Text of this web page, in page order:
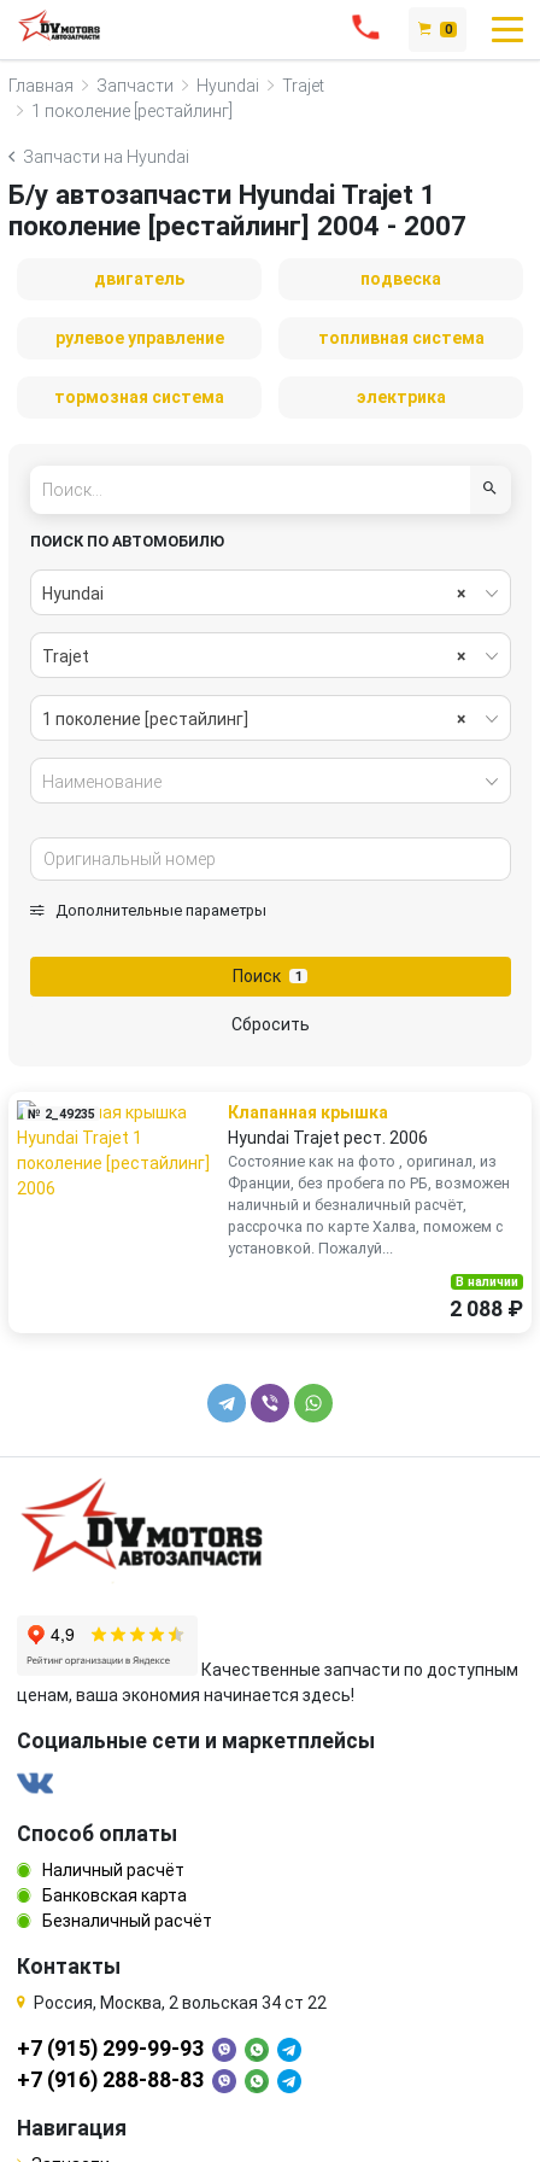
0
Главная Запчасти Hyundai
Trajet
1 поколение [рестайлинг]
Запчасти на Hyundai
Б/у автозапчасти Hyundai Trajet 1
поколение [рестайлинг] 2004 - 2007
двигатель подвеска
рулевое управление топливная система
тормозная система электрика
ПОИСК ПО АВТОМОБИЛЮ
×
Hyundai
×
Trajet
×
1 поколение [рестайлинг]
Наименование
Дополнительные параметры
Поиск 1
Сбросить
№ 2_49235
Клапанная крышка
Hyundai Trajet рест. 2006
Состояние как на фото , оригинал, из
Франции, без пробега по РБ, возможен
наличный и безналичный расчёт,
рассрочка по карте Халва, поможем с
установкой. Пожалуй...
В наличии
2 088 ₽
Качественные запчасти по доступным
ценам, ваша экономия начинается здесь!
Социальные сети и маркетплейсы
Способ оплаты
Наличный расчёт
Банковская карта
Безналичный расчёт
Контакты
Россия, Москва, 2 вольская 34 ст 22
+7 (915) 299-99-93
+7 (916) 288-88-83
Навигация